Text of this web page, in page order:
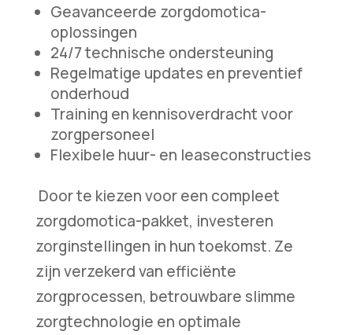
Geavanceerde zorgdomotica-
oplossingen
24/7 technische ondersteuning
Regelmatige updates en preventief
onderhoud
Training en kennisoverdracht voor
zorgpersoneel
Flexibele huur- en leaseconstructies
Door te kiezen voor een compleet
zorgdomotica-pakket, investeren
zorginstellingen in hun toekomst. Ze
zijn verzekerd van efficiënte
zorgprocessen, betrouwbare slimme
zorgtechnologie en optimale